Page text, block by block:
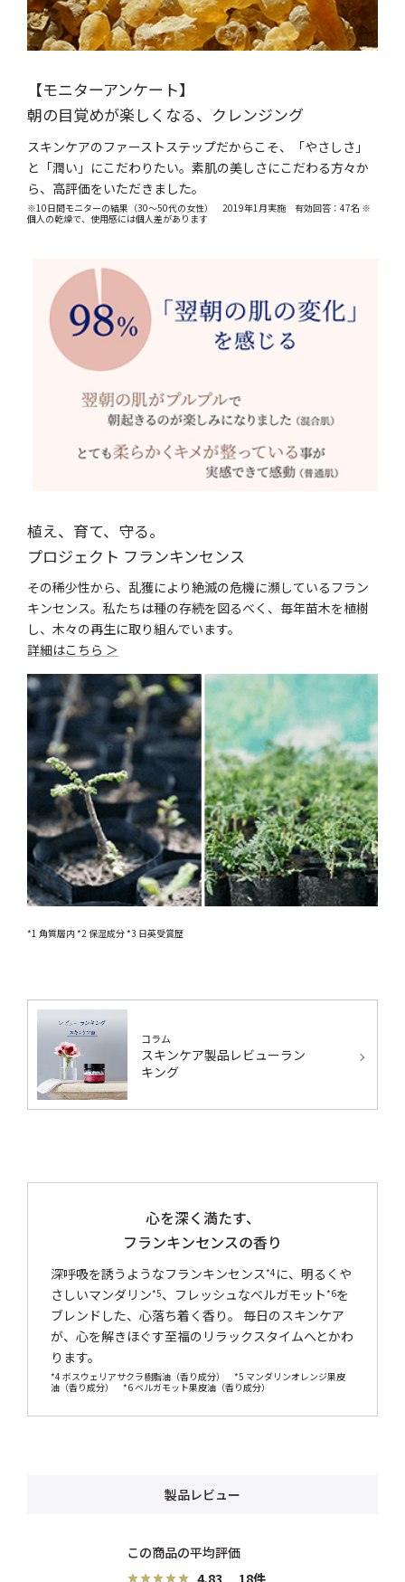
【モニターアンケート】
朝の目覚めが楽しくなる、クレンジング
スキンケアのファーストステップだからこそ、「やさしさ」
と「潤い」にこだわりたい。素肌の美しさにこだわる方々か
ら、高評価をいただきました。
※10日間モニターの結果（30～50代の女性） 2019年1月実施 有効回答：47名 ※
個人の乾燥で、使用感には個人差があります
植え、育て、守る。
プロジェクト フランキンセンス
その稀少性から、乱獲により絶滅の危機に瀕しているフラン
キンセンス。私たちは種の存続を図るべく、毎年苗木を植樹
し、木々の再生に取り組んでいます。
詳細はこちら ＞
*1 角質層内 *2 保湿成分 *3 日英受賞歴
コラム
スキンケア製品レビューラン
キング
心を深く満たす、
フランキンセンスの香り
深呼吸を誘うようなフランキンセンス*4 に、明るくや
さしいマンダリン*5、フレッシュなベルガモット*6を
ブレンドした、心落ち着く香り。 毎日のスキンケア
が、心を解きほぐす至福のリラックスタイムへとかわ
ります。
*4 ボスウェリアサクラ樹脂油（香り成分） *5 マンダリンオレンジ果皮
油（香り成分） *6 ベルガモット果皮油（香り成分）
製品レビュー